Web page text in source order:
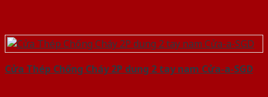
Cửa Thép Chống Cháy 2P dung 2 tay nam Cửa-a-SGD